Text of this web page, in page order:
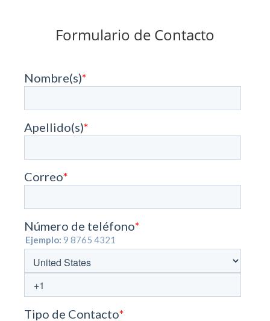
Formulario de Contacto